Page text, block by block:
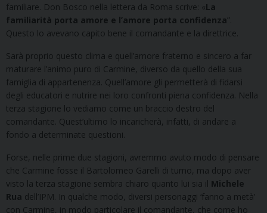
familiare. Don Bosco nella lettera da Roma scrive: «La
familiarità porta amore e l’amore porta confidenza”.
Questo lo avevano capito bene il comandante e la direttrice.
Sarà proprio questo clima e quell’amore fraterno e sincero a far
maturare l’animo puro di Carmine, diverso da quello della sua
famiglia di appartenenza. Quell’amore gli permetterà di fidarsi
degli educatori e nutrire nei loro confronti piena confidenza. Nella
terza stagione lo vediamo come un braccio destro del
comandante. Quest’ultimo lo incaricherà, infatti, di andare a
fondo a determinate questioni.
Forse, nelle prime due stagioni, avremmo avuto modo di pensare
che Carmine fosse il Bartolomeo Garelli di turno, ma dopo aver
visto la terza stagione sembra chiaro quanto lui sia il Michele
Rua dell’IPM. In qualche modo, diversi personaggi ‘fanno a metà’
con Carmine, in modo particolare il comandante, che come ho